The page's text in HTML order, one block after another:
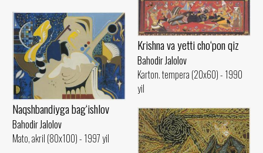
Krishna va yetti cho‘pon qiz
Bahodir Jalolov
Karton. tempera (20x60) - 1990
yil
Naqshbandiyga bag‘ishlov
Bahodir Jalolov
Mato, akril (80x100) - 1997 yil